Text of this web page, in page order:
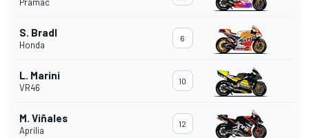
S. Bradl
Honda
6
L. Marini
VR46
10
M. Viñales
Aprilia
12